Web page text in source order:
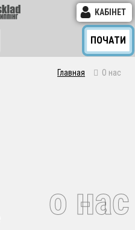
КАБІНЕТ
ПОЧАТИ
Главная О нас
о нас